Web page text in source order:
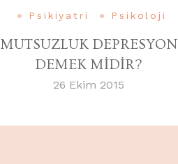
Psikiyatri
Psikoloji
MUTSUZLUK DEPRESYON
DEMEK MİDİR?
26 Ekim 2015